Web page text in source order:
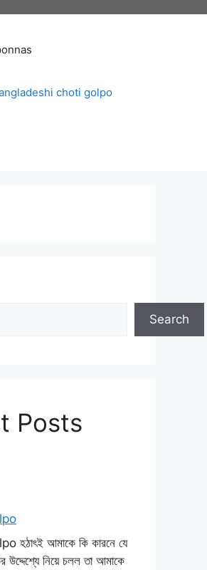
choti golpo
Search
Posts
হঠাৎই আমাকে কি কারনে যে
উদ্দেশ্যে নিয়ে চলল তা আমাকে